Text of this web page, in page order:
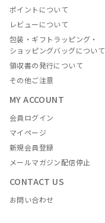
ポイントについて
レビューについて
包装・ギフトラッピング・
ショッピングバッグについて
領収書の発行について
その他ご注意
MY ACCOUNT
会員ログイン
マイページ
新規会員登録
メールマガジン配信停止
CONTACT US
お問い合わせ